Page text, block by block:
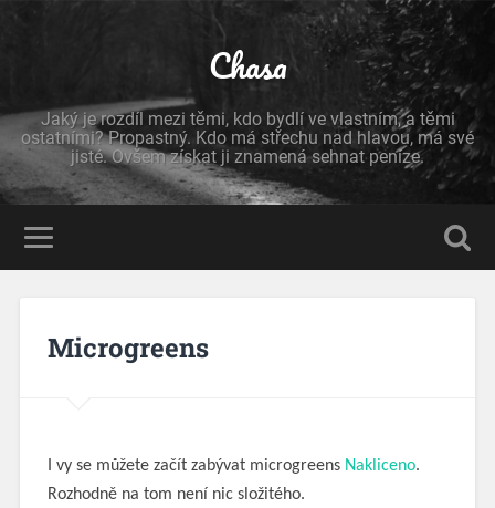
Chasa
Jaký je rozdíl mezi těmi, kdo bydlí ve vlastním, a těmi
ostatními? Propastný. Kdo má střechu nad hlavou, má své
jisté. Ovšem získat ji znamená sehnat peníze.
Microgreens
I vy se můžete začít zabývat microgreens Nakliceno.
Rozhodně na tom není nic složitého.